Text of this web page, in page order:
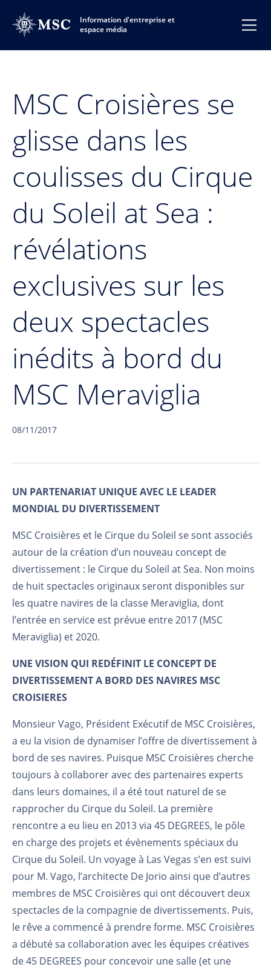
Information d'entreprise et
espace média
MSC Croisières se
glisse dans les
coulisses du Cirque
du Soleil at Sea :
révélations
exclusives sur les
deux spectacles
inédits à bord du
MSC Meraviglia
08/11/2017
UN PARTENARIAT UNIQUE AVEC LE LEADER
MONDIAL DU DIVERTISSEMENT
MSC Croisières et le Cirque du Soleil se sont associés
autour de la création d’un nouveau concept de
divertissement : le Cirque du Soleil at Sea. Non moins
de huit spectacles originaux seront disponibles sur
les quatre navires de la classe Meraviglia, dont
l’entrée en service est prévue entre 2017 (MSC
Meraviglia) et 2020.
UNE VISION QUI REDÉFINIT LE CONCEPT DE
DIVERTISSEMENT A BORD DES NAVIRES MSC
CROISIERES
Monsieur Vago, Président Exécutif de MSC Croisières,
a eu la vision de dynamiser l’offre de divertissement à
bord de ses navires. Puisque MSC Croisières cherche
toujours à collaborer avec des partenaires experts
dans leurs domaines, il a été tout naturel de se
rapprocher du Cirque du Soleil. La première
rencontre a eu lieu en 2013 via 45 DEGREES, le pôle
en charge des projets et évènements spéciaux du
Cirque du Soleil. Un voyage à Las Vegas s’en est suivi
pour M. Vago, l’architecte De Jorio ainsi que d’autres
membres de MSC Croisières qui ont découvert deux
spectacles de la compagnie de divertissements. Puis,
le rêve a commencé à prendre forme. MSC Croisières
a débuté sa collaboration avec les équipes créatives
de 45 DEGREES pour concevoir une salle (et une